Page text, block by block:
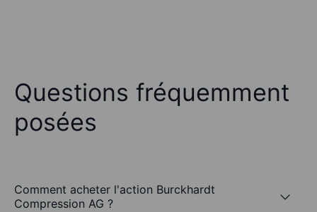
Questions fréquemment
posées
Comment acheter l'action Burckhardt
Compression AG ?